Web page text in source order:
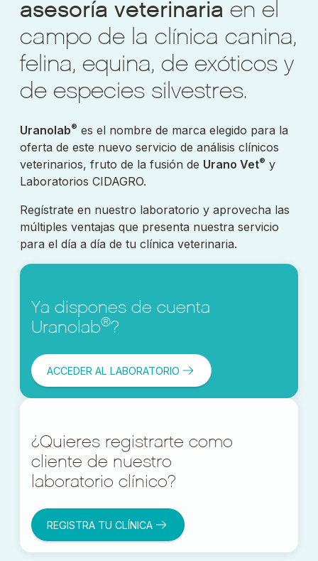
asesoría veterinaria en el
campo de la clínica canina,
felina, equina, de exóticos y
de especies silvestres.
Uranolab® es el nombre de marca elegido para la
oferta de este nuevo servicio de análisis clínicos
veterinarios, fruto de la fusión de Urano Vet® y
Laboratorios CIDAGRO.
Regístrate en nuestro laboratorio y aprovecha las
múltiples ventajas que presenta nuestra servicio
para el día a día de tu clínica veterinaria.
Ya dispones de cuenta
Uranolab®?
ACCEDER AL LABORATORIO
¿Quieres registrarte como
cliente de nuestro
laboratorio clínico?
REGISTRA TU CLÍNICA